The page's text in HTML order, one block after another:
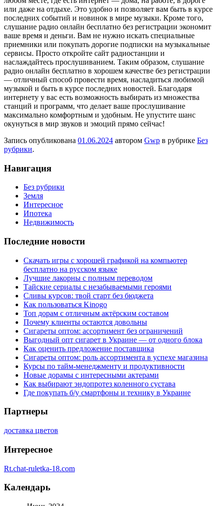
или даже на отдыхе. Это удобно и позволяет вам быть в курсе
последних событий и новинок в мире музыки. Кроме того,
слушание радио онлайн бесплатно без регистрации экономит
ваше время и деньги. Вам не нужно искать специальные
приемники или покупать дорогие подписки на музыкальные
сервисы. Просто откройте сайт радиостанции и
наслаждайтесь прослушиванием. Таким образом, слушание
радио онлайн бесплатно в хорошем качестве без регистрации
— отличный способ провести время, насладиться любимой
музыкой и быть в курсе последних новостей. Благодаря
интернету у вас есть возможность выбирать из множества
станций и программ, что делает ваше прослушивание
максимально комфортным и удобным. Не упустите шанс
окунуться в мир звуков и эмоций прямо сейчас!
Запись опубликована 01.06.2024 автором Gwp в рубрике Без
рубрики.
Навигация
Без рубрики
Земля
Интересное
Ипотека
Недвижимость
Последние новости
Скачать игры с хорошей графикой на компьютер
бесплатно на русском языке
Лучшие лакорны с полным переводом
Тайские сериалы с незабываемыми героями
Сливы курсов: твой старт без бюджета
Как пользоваться Kinogo
Топ дорам с отличным актёрским составом
Почему клиенты остаются довольны
Сигареты оптом: ассортимент без ограничений
Выгодный опт сигарет в Украине — от одного блока
Как оценить предложение поставщика
Сигареты оптом: роль ассортимента в успехе магазина
Курсы по тайм-менеджменту и продуктивности
Новые дорамы с интересными актерами
Как выбирают эндопротез коленного сустава
Где покупать б/у смартфоны и технику в Украине
Партнеры
доставка цветов
Интересное
Rt.chat-ruletka-18.com
Календарь